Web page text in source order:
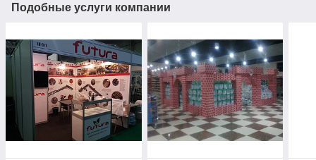
Подобные услуги компании